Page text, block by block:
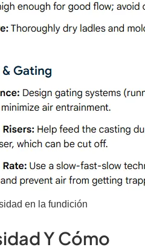
en la fundición
Y Cómo